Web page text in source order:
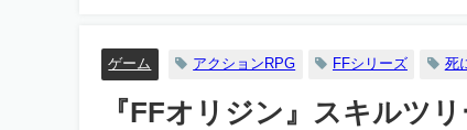
ゲーム アクションRPG FFシリーズ 死
『FFオリジン』スキルツ